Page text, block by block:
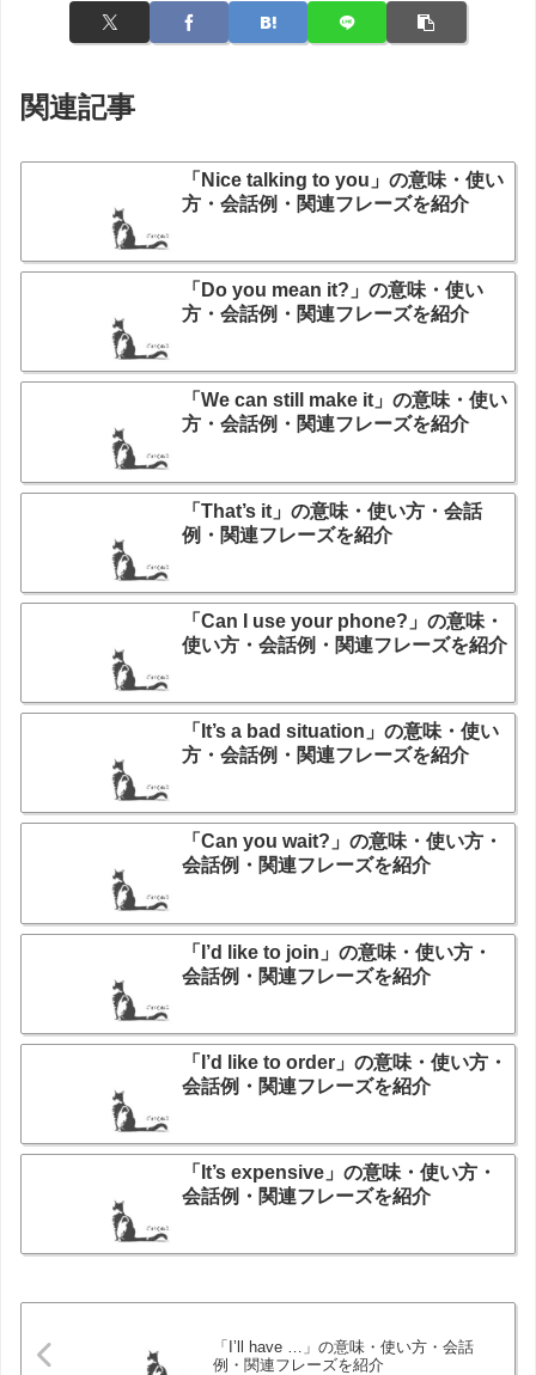
関連記事
「Nice talking to you」の意味・使い
方・会話例・関連フレーズを紹介
「Do you mean it?」の意味・使い
方・会話例・関連フレーズを紹介
「We can still make it」の意味・使い
方・会話例・関連フレーズを紹介
「That’s it」の意味・使い方・会話
例・関連フレーズを紹介
「Can I use your phone?」の意味・
使い方・会話例・関連フレーズを紹介
「It’s a bad situation」の意味・使い
方・会話例・関連フレーズを紹介
「Can you wait?」の意味・使い方・
会話例・関連フレーズを紹介
「I’d like to join」の意味・使い方・
会話例・関連フレーズを紹介
「I’d like to order」の意味・使い方・
会話例・関連フレーズを紹介
「It’s expensive」の意味・使い方・
会話例・関連フレーズを紹介
「I’ll have …」の意味・使い方・会話
例・関連フレーズを紹介